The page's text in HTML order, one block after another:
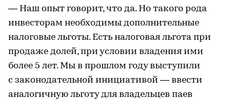
— Наш опыт говорит, что да. Но такого рода
инвесторам необходимы дополнительные
налоговые льготы. Есть налоговая льгота при
продаже долей, при условии владения ими
более 5 лет. Мы в прошлом году выступили
с законодательной инициативой — ввести
аналогичную льготу для владельцев паев